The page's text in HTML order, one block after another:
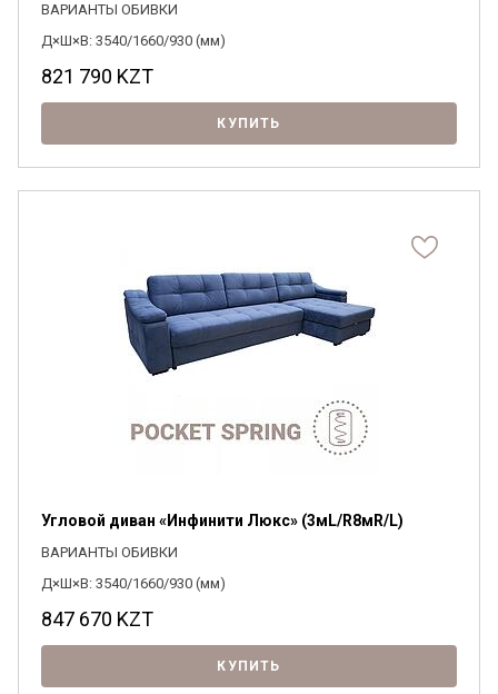
ВАРИАНТЫ ОБИВКИ
Д×Ш×В: 3540/1660/930 (мм)
821 790 KZT
КУПИТЬ
Угловой диван «Инфинити Люкс» (3мL/R8мR/L)
ВАРИАНТЫ ОБИВКИ
Д×Ш×В: 3540/1660/930 (мм)
847 670 KZT
КУПИТЬ